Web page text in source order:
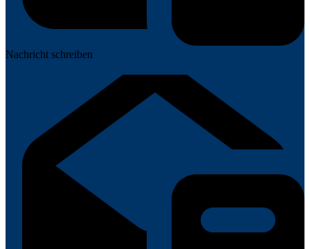
Nachricht schreiben